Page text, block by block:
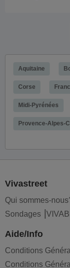
Aquitaine
Corse
Midi-Pyrénées
Provence-Alpes-
Vivastreet
Qui sommes-
Sondages
Aide/Info
Conditions
Conditions